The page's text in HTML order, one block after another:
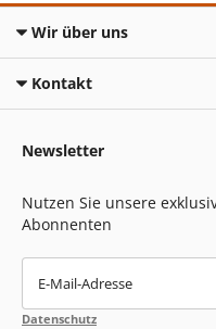
Wir über uns
Kontakt
Newsletter
Nutzen Sie unsere
Abonnenten
E-Mail-Adresse
Datenschutz